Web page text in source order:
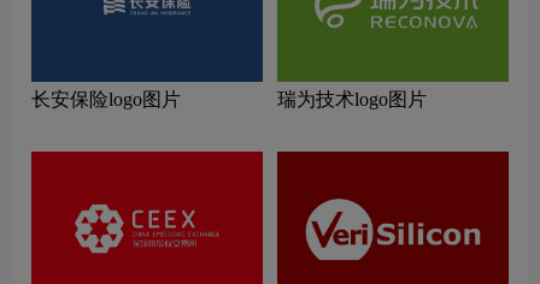
长安保险logo图片 瑞为技术logo图片